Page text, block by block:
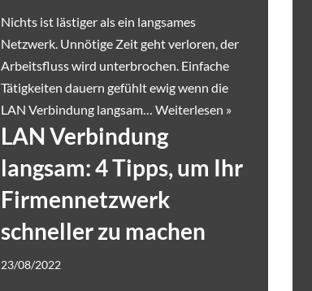
Nichts ist lästiger als ein langsames
Netzwerk. Unnötige Zeit geht verloren, der
Arbeitsfluss wird unterbrochen. Einfache
Tätigkeiten dauern gefühlt ewig wenn die
LAN Verbindung langsam…Weiterlesen »
LAN Verbindung
langsam: 4 Tipps, um Ihr
Firmennetzwerk
schneller zu machen
23/08/2022